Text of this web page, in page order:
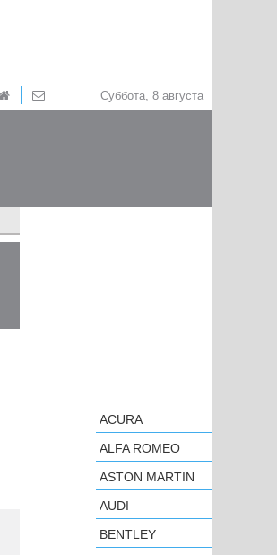
Суббота, 8 августа
ACURA
ALFA ROMEO
ASTON MARTIN
AUDI
BENTLEY